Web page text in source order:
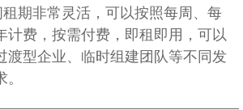
期非常灵活，可以按照每周、每
计费，按需付费，即租即用，可以
渡型企业、临时组建团队等不同发